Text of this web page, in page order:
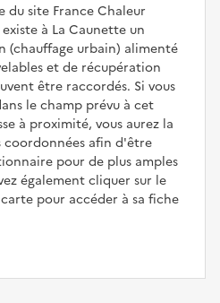
site France Chaleur
à La Caunette un
(chauffage urbain) alimenté
et de récupération
être raccordés. Si vous
le champ prévu à cet
à proximité, vous aurez la
coordonnées afin d'être
pour de plus amples
également cliquer sur le
pour accéder à sa fiche